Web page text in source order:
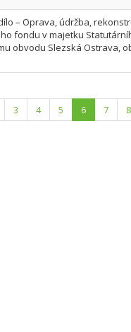
– Oprava, údržba,
fondu v majetku
obvodu Slezská Ostrava,
3 4 5 6 7 8